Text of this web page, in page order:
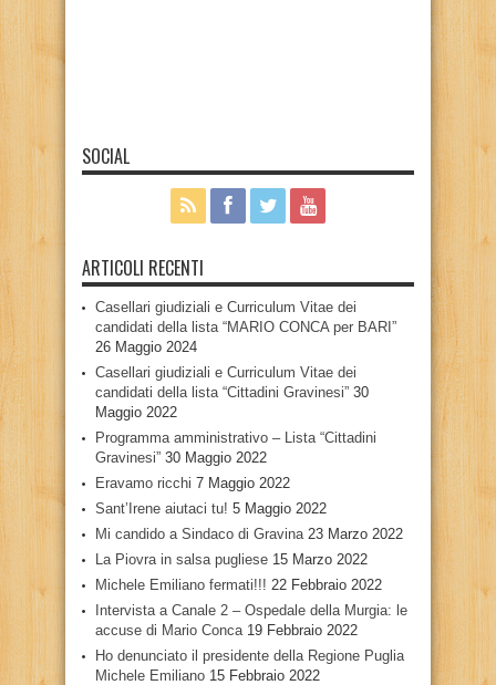
SOCIAL
ARTICOLI RECENTI
Casellari giudiziali e Curriculum Vitae dei
candidati della lista “MARIO CONCA per BARI”
26 Maggio 2024
Casellari giudiziali e Curriculum Vitae dei
candidati della lista “Cittadini Gravinesi” 30
Maggio 2022
Programma amministrativo – Lista “Cittadini
Gravinesi” 30 Maggio 2022
Eravamo ricchi 7 Maggio 2022
Sant’Irene aiutaci tu! 5 Maggio 2022
Mi candido a Sindaco di Gravina 23 Marzo 2022
La Piovra in salsa pugliese 15 Marzo 2022
Michele Emiliano fermati!!! 22 Febbraio 2022
Intervista a Canale 2 – Ospedale della Murgia: le
accuse di Mario Conca 19 Febbraio 2022
Ho denunciato il presidente della Regione Puglia
Michele Emiliano 15 Febbraio 2022